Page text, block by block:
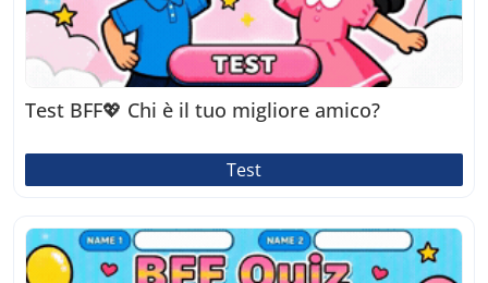
Test BFF💖 Chi è il tuo migliore amico?
Test